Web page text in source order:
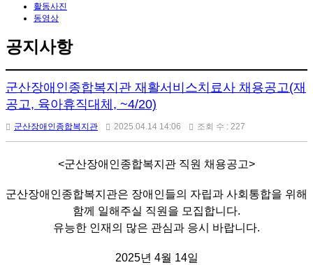
활동사진
동영상
공지사항
군산장애인종합복지관 재활서비스치료사 채용공고(재
공고, 육아휴직대체, ~4/20)
군산장애인종합복지관 2025.04.14 14:06 조회 수 : 227
<군산장애인종합복지관 직원 채용공고>
군산장애인종합복지관은 장애인들의 자립과 사회통합을 위해
함께 일해주실 직원을 모집합니다.
유능한 인재의 많은 관심과 응시 바랍니다.
2025년 4월 14일